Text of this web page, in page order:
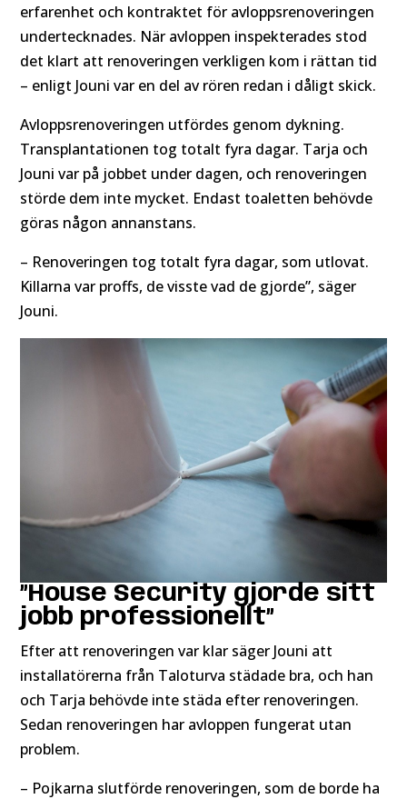
erfarenhet och kontraktet för avloppsrenoveringen
undertecknades. När avloppen inspekterades stod
det klart att renoveringen verkligen kom i rättan tid
– enligt Jouni var en del av rören redan i dåligt skick.
Avloppsrenoveringen utfördes genom dykning.
Transplantationen tog totalt fyra dagar. Tarja och
Jouni var på jobbet under dagen, och renoveringen
störde dem inte mycket. Endast toaletten behövde
göras någon annanstans.
– Renoveringen tog totalt fyra dagar, som utlovat.
Killarna var proffs, de visste vad de gjorde”, säger
Jouni.
”House Security gjorde sitt
jobb professionellt”
Efter att renoveringen var klar säger Jouni att
installatörerna från Taloturva städade bra, och han
och Tarja behövde inte städa efter renoveringen.
Sedan renoveringen har avloppen fungerat utan
problem.
– Pojkarna slutförde renoveringen, som de borde ha